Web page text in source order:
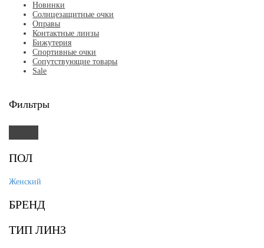
Фильтры
ПОЛ
Женский
БРЕНД
ТИП ЛИНЗ
Новинки
Солнцезащитные очки
Оправы
Контактные линзы
Бижутерия
Спортивные очки
Сопутствующие товары
Sale